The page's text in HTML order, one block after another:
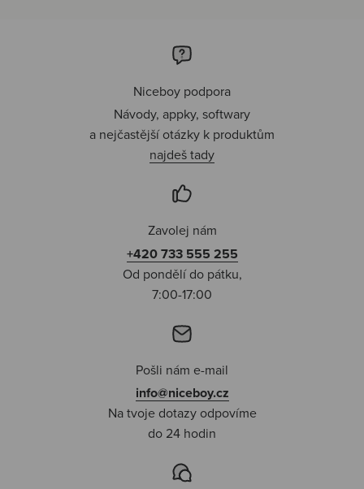
Niceboy podpora
Návody, appky, softwary
a nejčastější otázky k produktům
najdeš tady
Zavolej nám
+420 733 555 255
Od pondělí do pátku,
7:00-17:00
Pošli nám e-mail
info@niceboy.cz
Na tvoje dotazy odpovíme
do 24 hodin